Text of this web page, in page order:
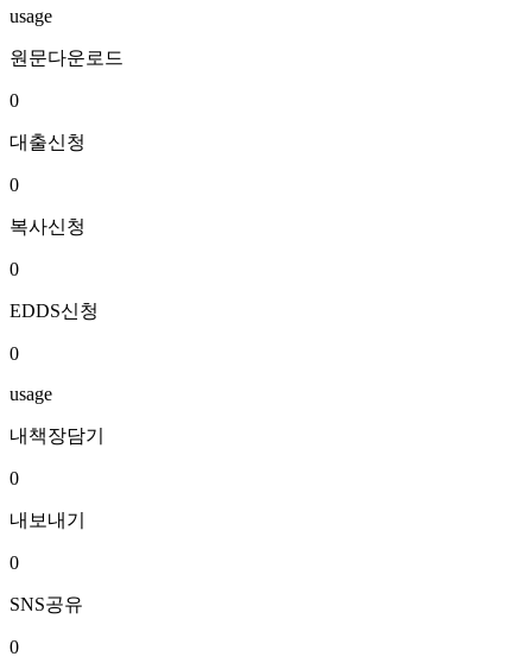
usage
원문다운로드
0
대출신청
0
복사신청
0
EDDS신청
0
usage
내책장담기
0
내보내기
0
SNS공유
0